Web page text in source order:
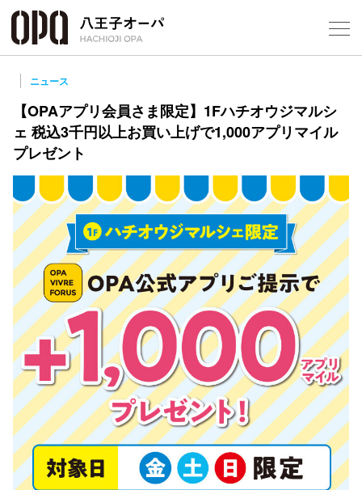
ニュース
【OPAアプリ会員さま限定】1Fハチオウジマルシ
ェ 税込3千円以上お買い上げで1,000アプリマイル
プレゼント
フロア
ショッ
レスト
施設案内
アクセ
スタッ
電話で
公式SNS